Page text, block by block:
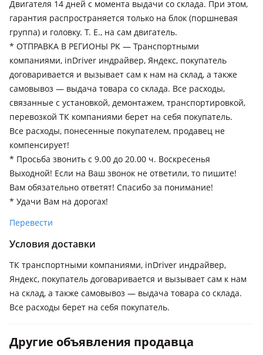
Двигателя 14 дней с момента выдачи со склада. При этом,
гарантия распространяется только на блок (поршневая
группа) и головку. Т. Е., на сам двигатель.
* ОТПРАВКА В РЕГИОНЫ РК — Транспортными
компаниями, inDriver индрайвер, Яндекс, покупатель
договаривается и вызывает сам к нам на склад, а также
самовывоз — выдача товара со склада. Все расходы,
связанные с установкой, демонтажем, транспортировкой,
перевозкой ТК компаниями берет на себя покупатель.
Все расходы, понесенные покупателем, продавец не
компенсирует!
* Просьба звонить с 9.00 до 20.00 ч. Воскресенья
Выходной! Если на Ваш звонок не ответили, то пишите!
Вам обязательно ответят! Спасибо за понимание!
* Удачи Вам на дорогах!
Перевести
Условия доставки
ТК транспортными компаниями, inDriver индрайвер,
Яндекс, покупатель договаривается и вызывает сам к нам
на склад, а также самовывоз — выдача товара со склада.
Все расходы берет на себя покупатель.
Другие объявления продавца